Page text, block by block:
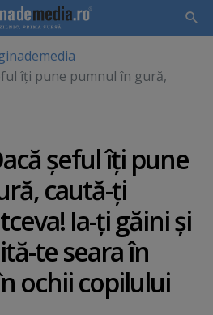
îţi pune pumnul în gură,
şeful îţi pune
caută-ţi
Ia-ţi găini şi
te seara în
ochii copilului